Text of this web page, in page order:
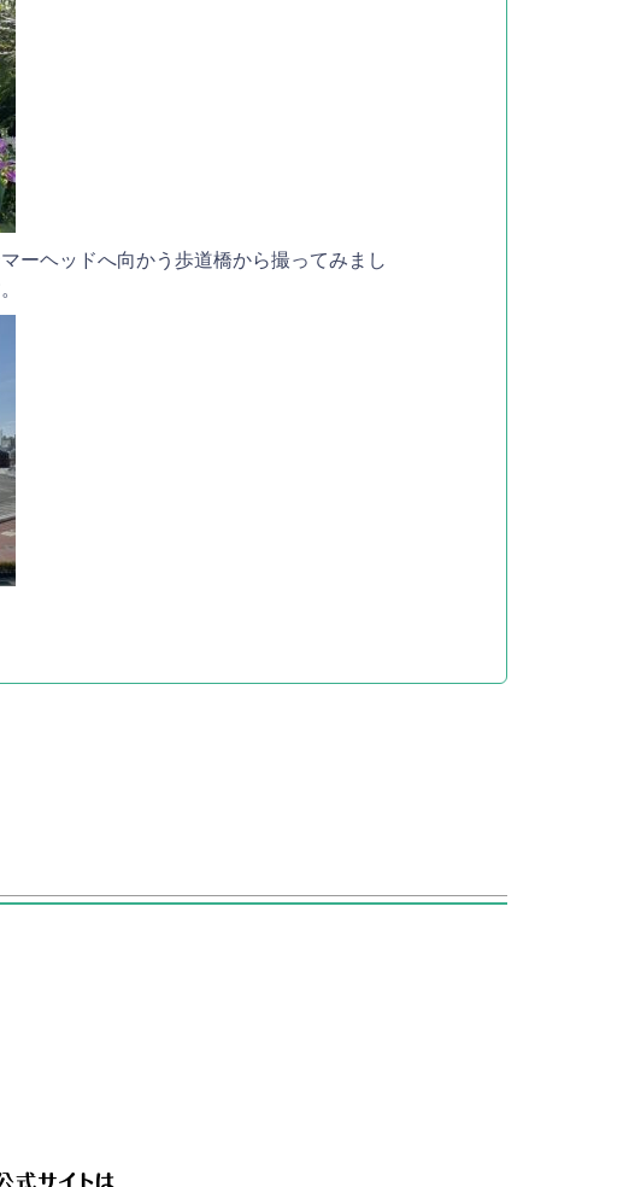
ーヘッドへ向かう歩道橋から撮ってみまし